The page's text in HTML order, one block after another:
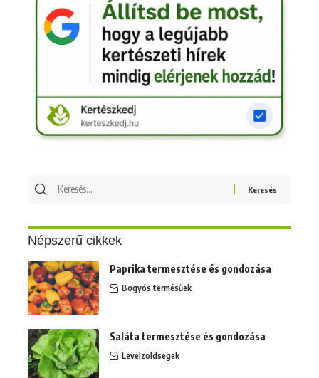
Keresés
Népszerű cikkek
Paprika termesztése és gondozása
Bogyós termésűek
Saláta termesztése és gondozása
Levélzöldségek